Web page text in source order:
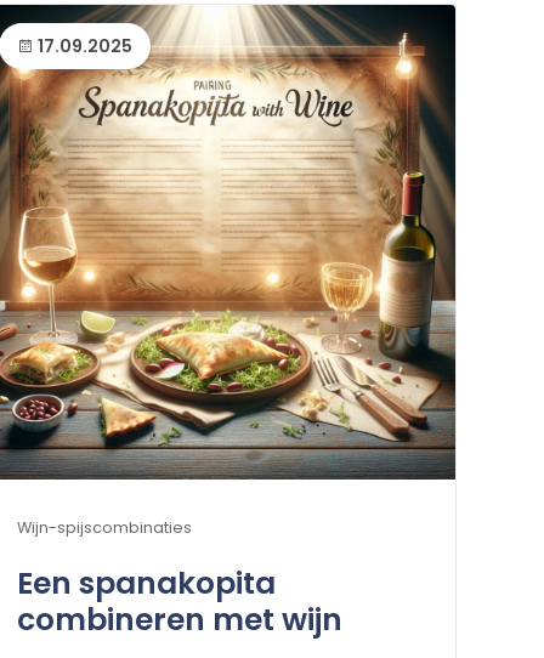
17.09.2025
Wijn-spijscombinaties
Een spanakopita
combineren met wijn